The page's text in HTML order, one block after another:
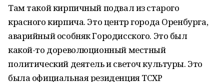
Там такой кирпичный подвал из старого
красного кирпича. Это центр города Оренбурга,
аварийный особняк Городисского. Это был
какой-то дореволюционный местный
политический деятель и светоч культуры. Это
была официальная резиденция ТСХР